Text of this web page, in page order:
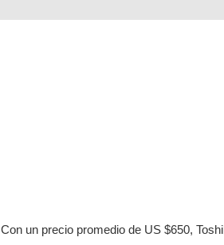
Con un precio promedio de US $650,